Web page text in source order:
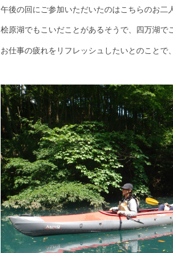
午後の回にご参加いただいたのはこちらのお二
桧原湖でもこいだことがあるそうで、四万湖で
お仕事の疲れをリフレッシュしたいとのことで